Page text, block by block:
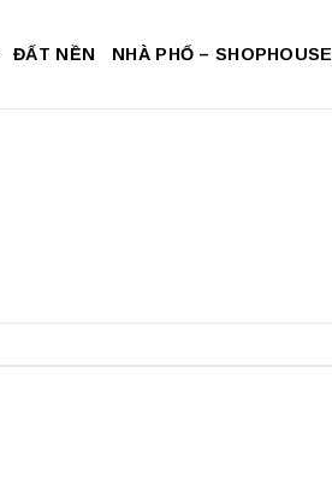
ĐẤT NỀN NHÀ PHỐ – SHOPHOUSE